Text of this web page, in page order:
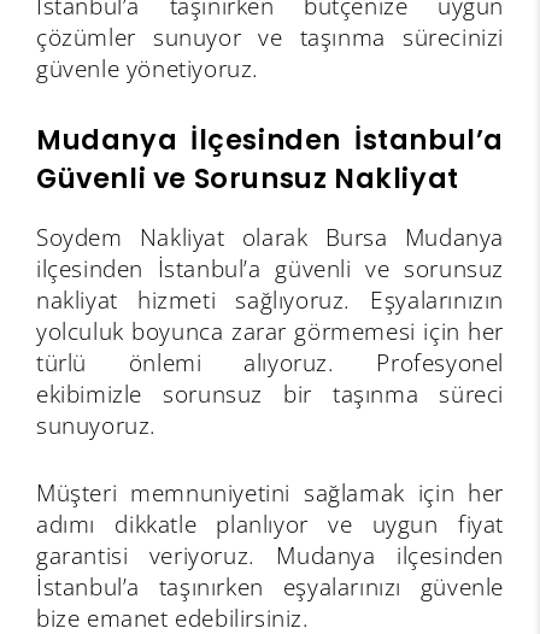
çözümler sunuyor ve taşınma sürecinizi
güvenle yönetiyoruz.
Mudanya İlçesinden İstanbul’a
Güvenli ve Sorunsuz Nakliyat
Soydem Nakliyat olarak Bursa Mudanya
ilçesinden İstanbul’a güvenli ve sorunsuz
nakliyat hizmeti sağlıyoruz. Eşyalarınızın
yolculuk boyunca zarar görmemesi için her
türlü önlemi alıyoruz. Profesyonel
ekibimizle sorunsuz bir taşınma süreci
sunuyoruz.
Müşteri memnuniyetini sağlamak için her
adımı dikkatle planlıyor ve uygun fiyat
garantisi veriyoruz. Mudanya ilçesinden
İstanbul’a taşınırken eşyalarınızı güvenle
bize emanet edebilirsiniz.